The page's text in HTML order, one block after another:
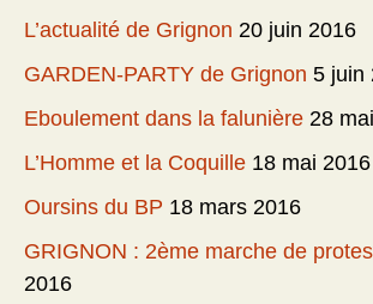
L’actualité de Grignon 20 juin 2016
GARDEN-PARTY de Grignon 5 juin
Eboulement dans la falunière 28
L’Homme et la Coquille 18 mai 2016
Oursins du BP 18 mars 2016
GRIGNON : 2ème marche de
2016